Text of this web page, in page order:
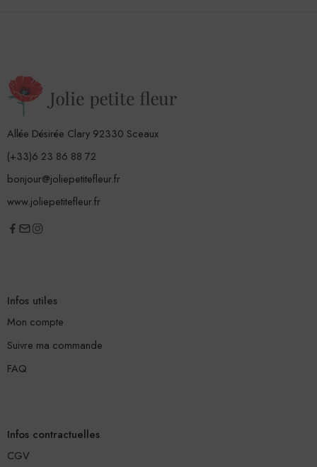
Allée Désirée Clary 92330 Sceaux
(+33)6 23 86 88 72
bonjour@joliepetitefleur.fr
www.joliepetitefleur.fr
Infos utiles
Mon compte
Suivre ma commande
FAQ
Infos contractuelles
CGV